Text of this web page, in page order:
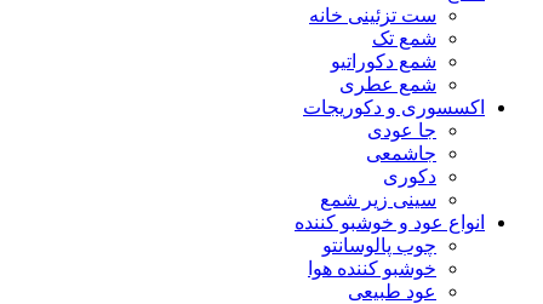
ست تزئینی خانه
شمع تک
شمع دکوراتیو
شمع عطری
اکسسوری و دکوریجات
جا عودی
جاشمعی
دکوری
سینی زیر شمع
انواع عود و خوشبو کننده
چوب پالوسانتو
خوشبو کننده هوا
عود طبیعی